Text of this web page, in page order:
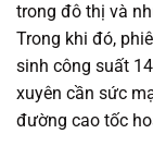
trong đô thị và
Trong khi đó,
sinh công suất
xuyên cần sức
đường cao tốc